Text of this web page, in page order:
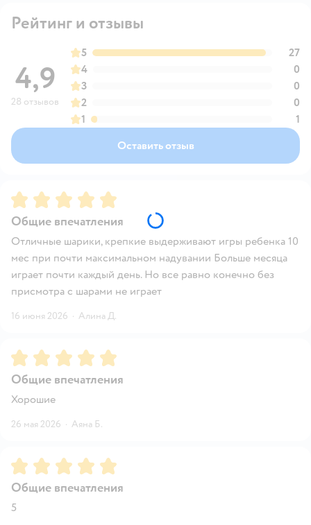
Рейтинг и отзывы
4,9
28 отзывов
5
27
4
0
3
0
2
0
1
1
Оставить отзыв
Рейтинг:5
Общие впечатления
Отличные шарики, крепкие выдерживают игры ребенка 10
мес при почти максимальном надувании Больше месяца
играет почти каждый день. Но все равно конечно без
присмотра с шарами не играет
16 июня 2026 · Алина Д.
Рейтинг:5
Общие впечатления
Хорошие
26 мая 2026 · Аяна Б.
Рейтинг:5
Общие впечатления
5